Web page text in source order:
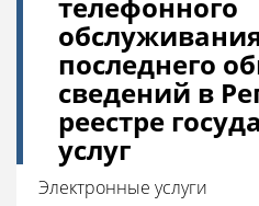
последнего
сведений в
реестре
услуг
Электронные услуги